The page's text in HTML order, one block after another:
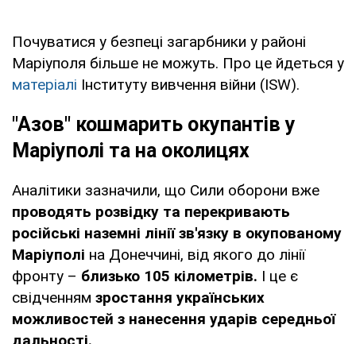
Почуватися у безпеці загарбники у районі
Маріуполя більше не можуть. Про це йдеться у
матеріалі Інституту вивчення війни (ISW).
"Азов" кошмарить окупантів у
Маріуполі та на околицях
Аналітики зазначили, що Сили оборони вже
проводять розвідку та перекривають
російські наземні лінії зв'язку в окупованому
Маріуполі на Донеччині, від якого до лінії
фронту – близько 105 кілометрів. І це є
свідченням зростання українських
можливостей з нанесення ударів середньої
дальності.